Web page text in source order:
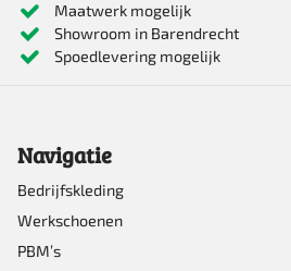
variaties.
Deze
gekozen
worden
op
de
Maatwerk mogelijk
Showroom in Barendrecht
Spoedlevering mogelijk
Navigatie
Bedrijfskleding
Werkschoenen
PBM’s